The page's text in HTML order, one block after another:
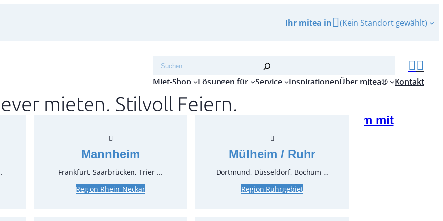
Ihr mitea in (Kein Standort gewählt)
Suchen
Miet-Shop
Lösungen für Service InspirationenÜber mitea® Kontakt
Seitenwand für Zeltpavillon, 3 m mit
51607
mieten. Stilvoll Feiern.
Mannheim
Frankfurt, Saarbrücken, Trier ...
Region Rhein-Neckar
Mülheim / Ruhr
Dortmund, Düsseldorf, Bochum …
Region Ruhrgebiet